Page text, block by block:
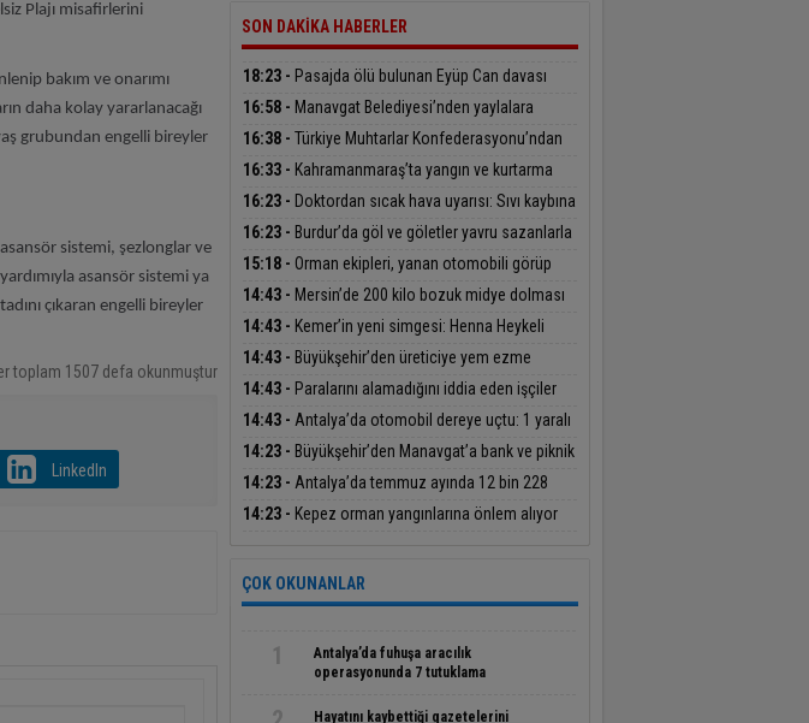
Plajı misafirlerini
bakım ve onarımı
daha kolay yararlanacağı
grubundan engelli bireyler
sistemi, şezlonglar ve
asansör sistemi ya
çıkaran engelli bireyler
toplam 1507 defa okunmuştur
LinkedIn
SON DAKİKA HABERLER
18:23 - Pasajda ölü bulunan Eyüp Can davası
sürüyor
16:58 - Manavgat Belediyesi’nden yaylalara
kütüphane desteği
16:38 - Türkiye Muhtarlar Konfederasyonu’ndan
Başkan Başdeğirmen’e ‘Yılın En Başarılı Belediye
Başkanı’ ödülü
16:33 - Kahramanmaraş’ta yangın ve kurtarma
tatbikatı
16:23 - Doktordan sıcak hava uyarısı: Sıvı kaybına
dikkat
16:23 - Burdur’da göl ve göletler yavru sazanlarla
buluştu
15:18 - Orman ekipleri, yanan otomobili görüp
söndürdü
14:43 - Mersin’de 200 kilo bozuk midye dolması
ele geçirildi
14:43 - Kemer’in yeni simgesi: Henna Heykeli
14:43 - Büyükşehir’den üreticiye yem ezme
makinesi desteği
14:43 - Paralarını alamadığını iddia eden işçiler
inşaatın çatısına çıktı
14:43 - Antalya’da otomobil dereye uçtu: 1 yaralı
14:23 - Büyükşehir’den Manavgat’a bank ve piknik
masası desteği
14:23 - Antalya’da temmuz ayında 12 bin 228
asayiş olayının yüzde 99,9’u aydınlatıldı
14:23 - Kepez orman yangınlarına önlem alıyor
ÇOK OKUNANLAR
1
Antalya’da fuhuşa aracılık
operasyonunda 7 tutuklama
Hayatını kaybettiği gazetelerini